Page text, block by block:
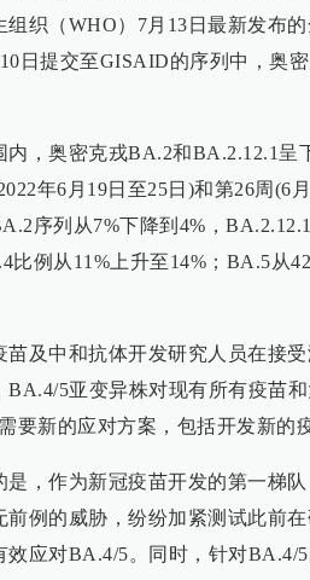
组织（WHO）7月13日最新发布
日提交至GISAID的序列中，奥
内，奥密克戎BA.2和BA.2.12.1呈
年6月19日至25日)和第26周(6
序列从7%下降到4%，
比例从11%上升至14%；BA.5从
苗及中和抗体开发研究人员在接
BA.4/5亚变异株对现有所有疫苗
要新的应对方案，包括开发新的
是，作为新冠疫苗开发的第一梯
前例的威胁，纷纷加紧测试此前
效应对BA.4/5。同时，针对BA.4/